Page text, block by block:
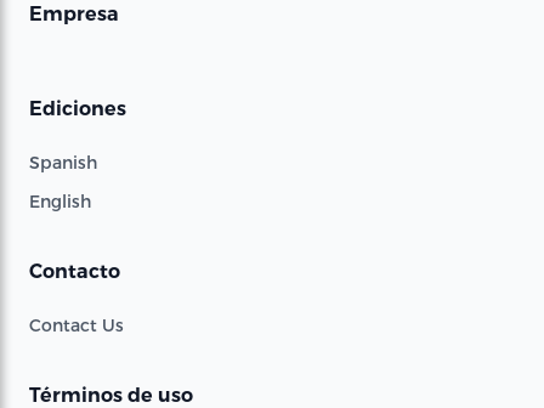
Empresa
Ediciones
Spanish
English
Contacto
Contact Us
Términos de uso